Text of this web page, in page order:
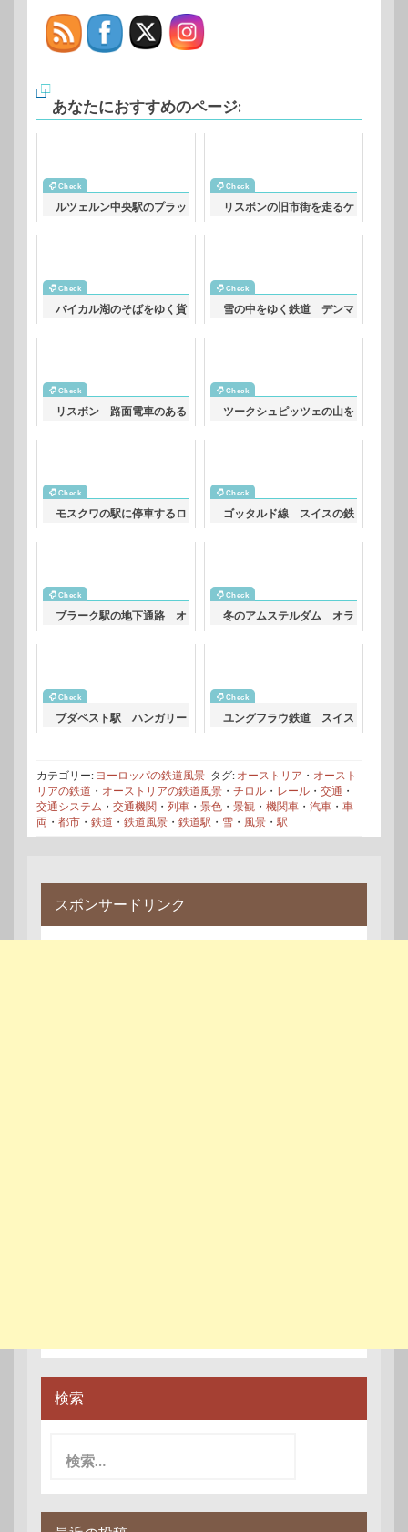
あなたにおすすめのページ:
ルツェルン中央駅のプラッ
リスボンの旧市街を走るケ
バイカル湖のそばをゆく貨
雪の中をゆく鉄道 デンマ
リスボン 路面電車のある
ツークシュピッツェの山を
モスクワの駅に停車するロ
ゴッタルド線 スイスの鉄
ブラーク駅の地下通路 オ
冬のアムステルダム オラ
ブダペスト駅 ハンガリー
ユングフラウ鉄道 スイス
カテゴリー: ヨーロッパの鉄道風景 タグ: オーストリア ・ オースト
リアの鉄道 ・ オーストリアの鉄道風景 ・ チロル ・ レール ・ 交通 ・
交通システム ・ 交通機関 ・ 列車 ・ 景色 ・ 景観 ・ 機関車 ・ 汽車 ・ 車
両 ・ 都市 ・ 鉄道 ・ 鉄道風景 ・ 鉄道駅 ・ 雪 ・ 風景 ・ 駅
スポンサードリンク
検索